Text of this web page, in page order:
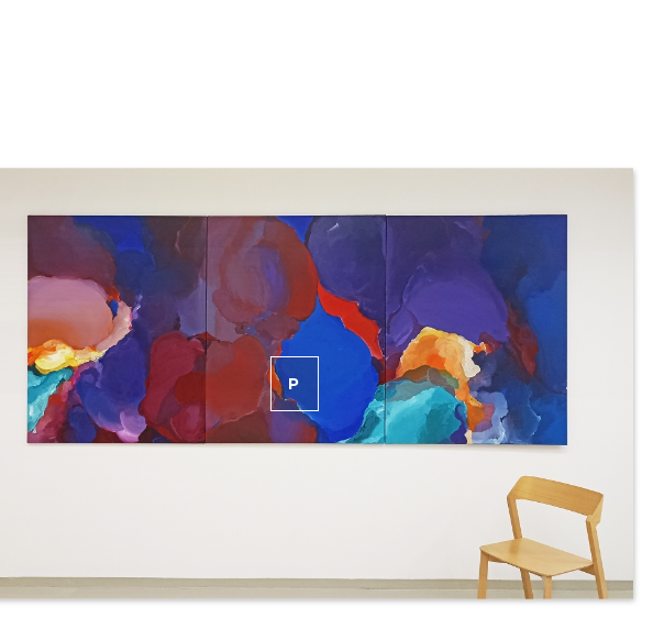
P RODÁNO